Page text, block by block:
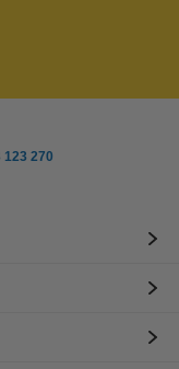
270